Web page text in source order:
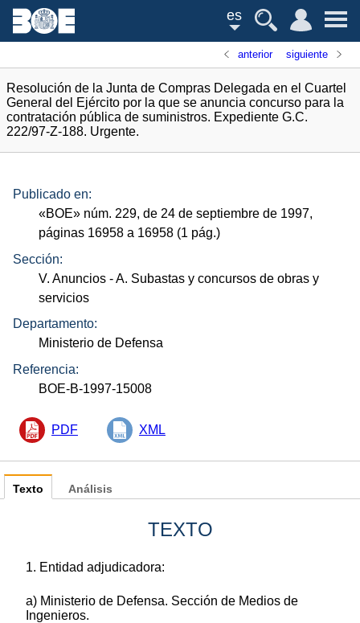
es
anterior siguiente
Resolución de la Junta de Compras Delegada en el Cuartel
General del Ejército por la que se anuncia concurso para la
contratación pública de suministros. Expediente G.C.
222/97-Z-188. Urgente.
Publicado en:
«BOE» núm. 229, de 24 de septiembre de 1997,
páginas 16958 a 16958 (1 pág.)
Sección:
V. Anuncios - A. Subastas y concursos de obras y
servicios
Departamento:
Ministerio de Defensa
Referencia:
BOE-B-1997-15008
PDF XML
Texto
TEXTO
1. Entidad adjudicadora:
a) Ministerio de Defensa. Sección de Medios de
Ingenieros.
Análisis